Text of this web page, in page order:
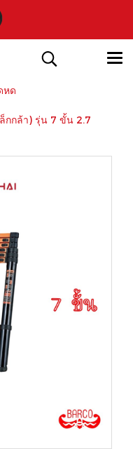
หด
กกล้า) รุ่น 7 ขั้น 2.7